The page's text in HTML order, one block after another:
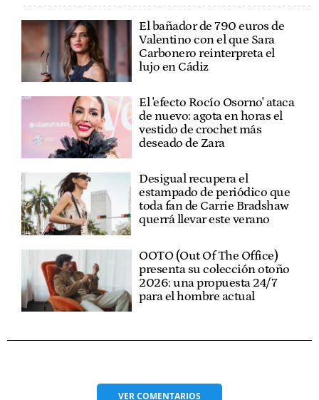
El bañador de 790 euros de
Valentino con el que Sara
Carbonero reinterpreta el
lujo en Cádiz
El 'efecto Rocío Osorno' ataca
de nuevo: agota en horas el
vestido de crochet más
deseado de Zara
Desigual recupera el
estampado de periódico que
toda fan de Carrie Bradshaw
querrá llevar este verano
OOTO (Out Of The Office)
presenta su colección otoño
2026: una propuesta 24/7
para el hombre actual
VERCOMENTARIOS